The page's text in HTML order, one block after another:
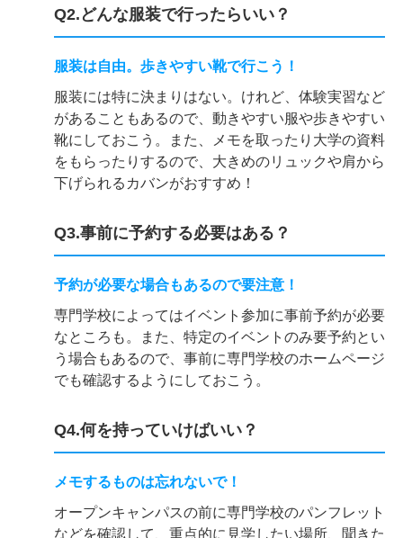
Q2.どんな服装で行ったらいい？
服装は自由。歩きやすい靴で行こう！
服装には特に決まりはない。けれど、体験実習など
があることもあるので、動きやすい服や歩きやすい
靴にしておこう。また、メモを取ったり大学の資料
をもらったりするので、大きめのリュックや肩から
下げられるカバンがおすすめ！
Q3.事前に予約する必要はある？
予約が必要な場合もあるので要注意！
専門学校によってはイベント参加に事前予約が必要
なところも。また、特定のイベントのみ要予約とい
う場合もあるので、事前に専門学校のホームページ
でも確認するようにしておこう。
Q4.何を持っていけばいい？
メモするものは忘れないで！
オープンキャンパスの前に専門学校のパンフレット
などを確認して、重点的に見学したい場所、聞きた